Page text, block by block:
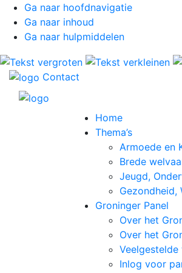
Ga naar hoofdnavigatie
Ga naar inhoud
Ga naar hulpmiddelen
Contact
Home
Thema’s
Armoede en
Brede
Jeugd,
Gezondheid,
Groninger Panel
Over het
Over het
Veelgestelde
Inlog voor